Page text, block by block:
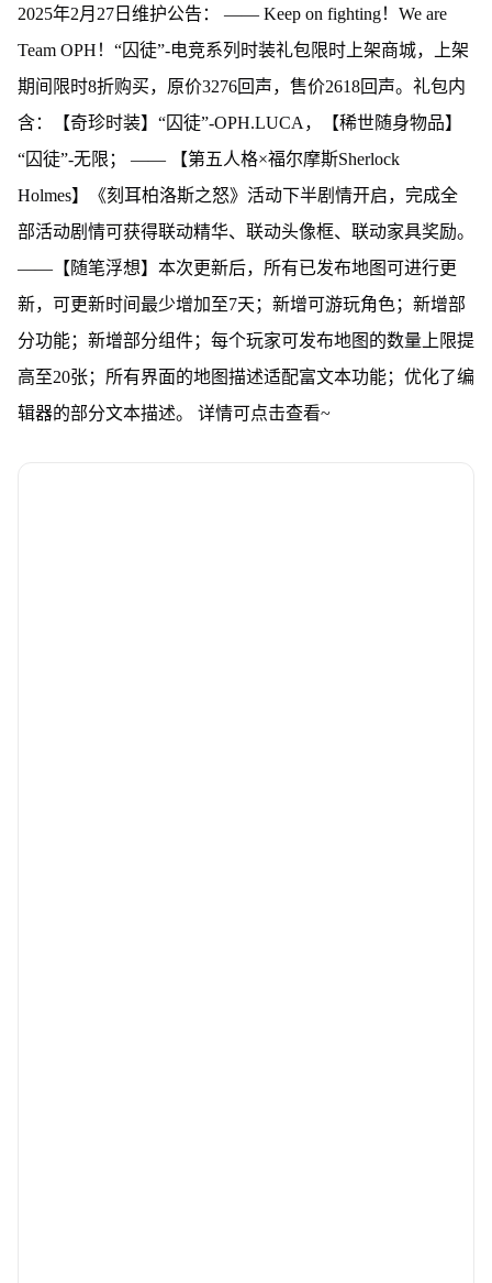
2025年2月27日维护公告： —— Keep on fighting！We are
Team OPH！“囚徒”-电竞系列时装礼包限时上架商城，上架
期间限时8折购买，原价3276回声，售价2618回声。礼包内
含：【奇珍时装】“囚徒”-OPH.LUCA，【稀世随身物品】
“囚徒”-无限； —— 【第五人格×福尔摩斯Sherlock
Holmes】《刻耳柏洛斯之怒》活动下半剧情开启，完成全
部活动剧情可获得联动精华、联动头像框、联动家具奖励。
——【随笔浮想】本次更新后，所有已发布地图可进行更
新，可更新时间最少增加至7天；新增可游玩角色；新增部
分功能；新增部分组件；每个玩家可发布地图的数量上限提
高至20张；所有界面的地图描述适配富文本功能；优化了编
辑器的部分文本描述。 详情可点击查看~